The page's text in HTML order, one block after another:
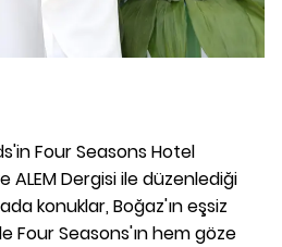
Four Seasons Hotel
ALEM Dergisi ile düzenlediği
konuklar, Boğaz'ın eşsiz
Four Seasons'ın hem göze